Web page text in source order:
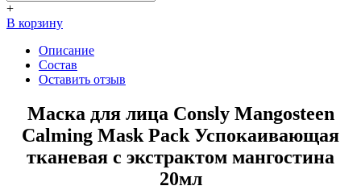
+
В корзину
Описание
Состав
Оставить отзыв
Маска для лица Consly Mangosteen
Calming Mask Pack Успокаивающая
тканевая с экстрактом мангостина
20мл